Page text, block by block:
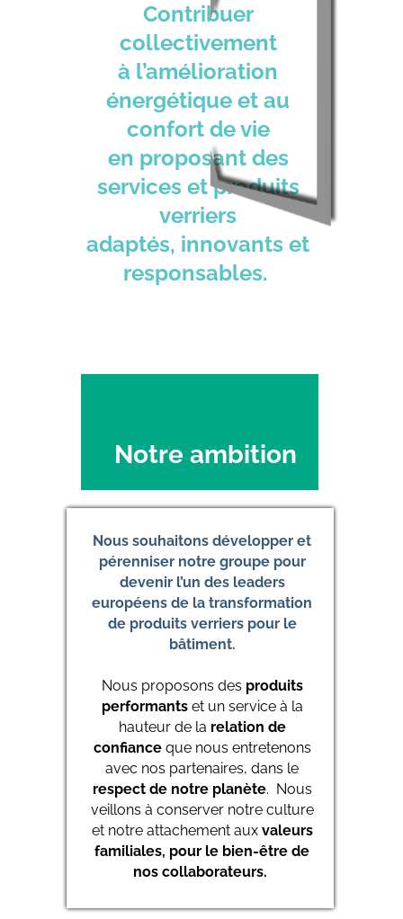
Contribuer
collectivement
à l’amélioration
énergétique et au
confort de vie
en proposant des
services et produits
verriers
adaptés, innovants et
responsables.
Notre ambition
Nous souhaitons développer et
pérenniser notre groupe pour
devenir l’un des leaders
européens de la transformation
de produits verriers pour le
bâtiment.
Nous proposons des produits
performants et un service à la
hauteur de la relation de
confiance que nous entretenons
avec nos partenaires, dans le
respect de notre planète. Nous
veillons à conserver notre culture
et notre attachement auxvaleurs
familiales, pour le bien-être de
nos collaborateurs.